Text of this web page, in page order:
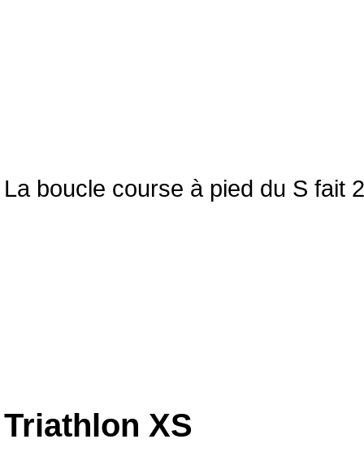
La boucle course à pied du S fait
Triathlon XS